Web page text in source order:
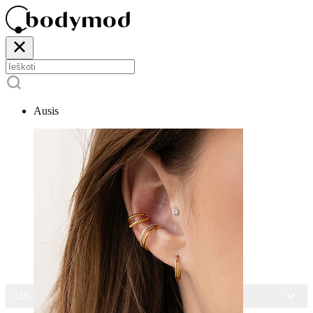
Ausis
15% NUOLAIDA VISIEMS PAPUOŠALAMS